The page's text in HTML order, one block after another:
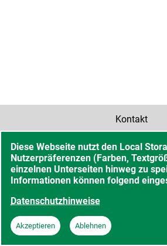
Diese Webseite nutzt den Local
Nutzerpräferenzen (Farben,
einzelnen Unterseiten hinweg zu
Informationen können folgend
Datenschutzhinweise
Akzeptieren Ablehnen
Kontakt
Barrierefreiheit
Sitemap
Impressum